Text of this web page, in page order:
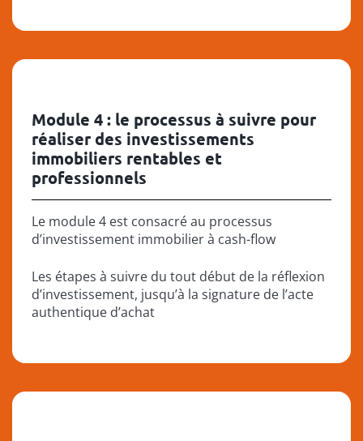
Module 4 : le processus à suivre pour
réaliser des investissements
immobiliers rentables et
professionnels
Le module 4 est consacré au processus
d’investissement immobilier à cash-flow
Les étapes à suivre du tout début de la réflexion
d’investissement, jusqu’à la signature de l’acte
authentique d’achat